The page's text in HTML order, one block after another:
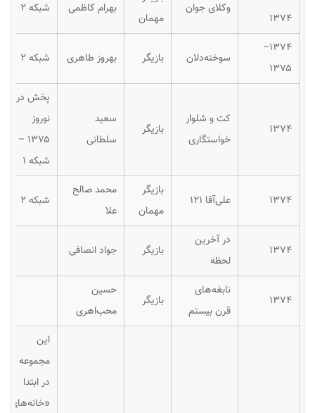
۱۳۷۴
وکلای جوان
مهمان
بهرام کاظمی شبکه ۲
۱۳۷۴–
۱۳۷۵
سوخته‌دلان بازیگر بهروز طاهری شبکه ۲
۱۳۷۴
کت و شلوار
خواستگاری
بازیگر
سعید
سلطانی
پخش در
نوروز
۱۳۷۵ –
شبکه ۱
۱۳۷۴ علی‌آقا ۱۲۱
بازیگر
مهمان
محمد صالح
علا
شبکه ۲
۱۳۷۴
در آخرین
لحظه
بازیگر جواد انصافی
۱۳۷۴
نابغه‌های
قرن بیستم
بازیگر
حسین
محب‌اهری
این
مجموعه
در ابتدا
«خانه‌های